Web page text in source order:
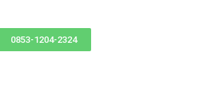
0853-1204-2324